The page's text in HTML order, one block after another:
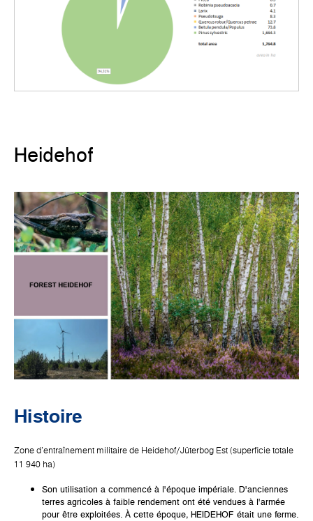
Heidehof
Histoire
Zone d'entraînement militaire de Heidehof/Jüterbog Est (superficie totale
11 940 ha)
Son utilisation a commencé à l'époque impériale. D'anciennes
terres agricoles à faible rendement ont été vendues à l'armée
pour être exploitées. À cette époque, HEIDEHOF était une ferme.